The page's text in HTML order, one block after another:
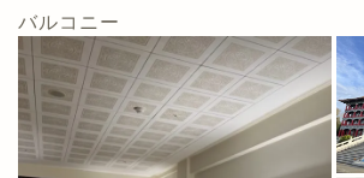
バルコニー